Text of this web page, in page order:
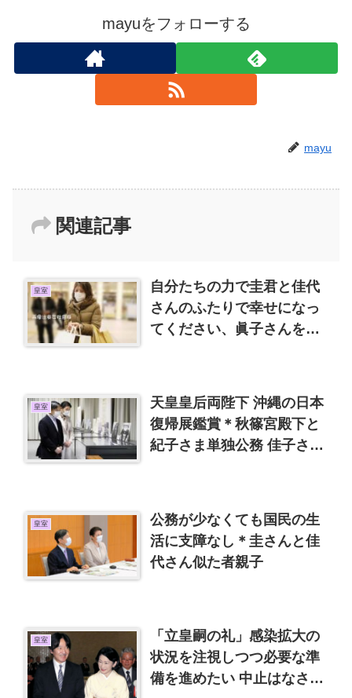
mayuをフォローする
mayu
関連記事
皇室
自分たちの力で圭君と佳代
さんのふたりで幸せになっ
てください、眞子さんを巻
皇室
天皇皇后両陛下 沖縄の日本
復帰展鑑賞＊秋篠宮殿下と
紀子さま単独公務 佳子さま
皇室
公務が少なくても国民の生
活に支障なし＊圭さんと佳
代さん似た者親子
皇室
「立皇嗣の礼」感染拡大の
状況を注視しつつ必要な準
備を進めたい 中止はなさそ